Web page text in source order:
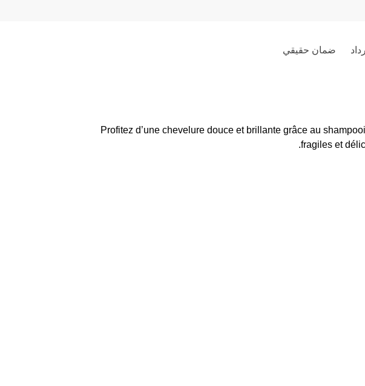
ضمان حقيقي
Profitez d’une chevelure douce et brillante grâce au
fragiles et